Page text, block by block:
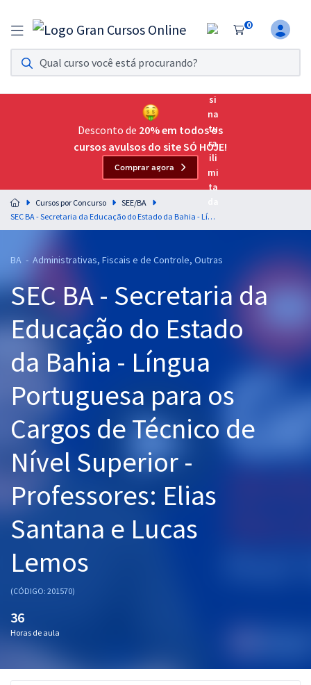
0
Assinatura Ilimitada 11
Acesso a todos os cursos. Teste grátis por 7 dias!
Assinatura OAB Até Passar
Acesso ilimitado a toda preparação para o Exame da
Residências Multiprofissionais
Preparação completa e intensiva para as principais
residências em saúde do Brasil
Cursos 20% OFF
Pós
Graduação
OAB
Questões grátis
Conteúdo gratuito
Aprovados
Desconto de 20% em todos os
cursos avulsos do site SÓ HOJE!
Comprar agora
Cursos por Concurso
SEE/BA
SEC BA - Secretaria da Educação do Estado da Bahia - Língua Portuguesa para os Cargos de Técnico de Nível Superior - Professores: Elias Santana e Lucas Lemos
BA - Administrativas, Fiscais e de Controle, Outras
SEC BA - Secretaria da
Educação do Estado
da Bahia - Língua
Portuguesa para os
Cargos de Técnico de
Nível Superior -
Professores: Elias
Santana e Lucas
Lemos
(CÓDIGO: 201570)
36
Horas de aula